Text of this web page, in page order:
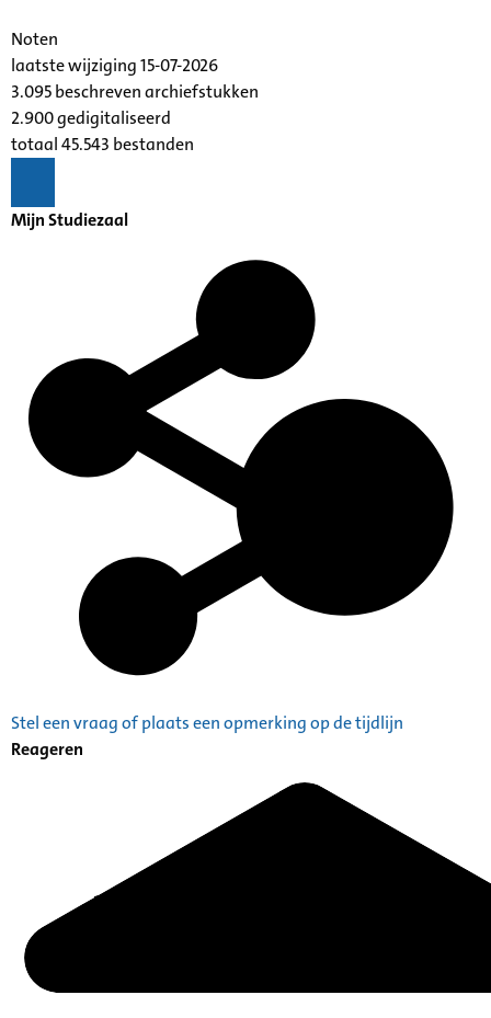
Noten
laatste wijziging 15-07-2026
3.095 beschreven archiefstukken
2.900 gedigitaliseerd
totaal 45.543 bestanden
Mijn Studiezaal
Stel een vraag of plaats een opmerking op de tijdlijn
Reageren